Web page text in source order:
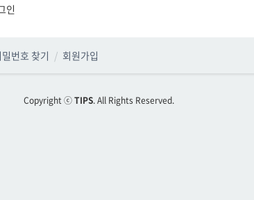
인
밀번호 찾기 회원가입
Copyright ⓒTIPS. All Rights Reserved.